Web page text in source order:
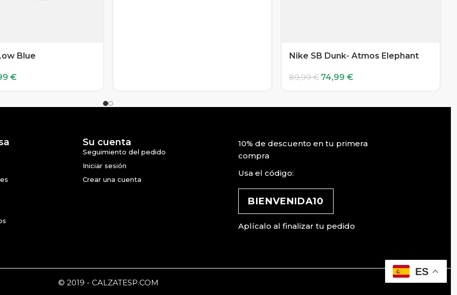
Blue
€
Nike SB Dunk- Atmos Elephant
89,99€ 74,99 €
Su cuenta
Seguimiento del pedido
Iniciar sesión
Crear una cuenta
10% de descuento en tu primera
compra
Usa el código:
BIENVENIDA10
Aplícalo al finalizar tu pedido
© 2019 - CALZATESP.COM
ES